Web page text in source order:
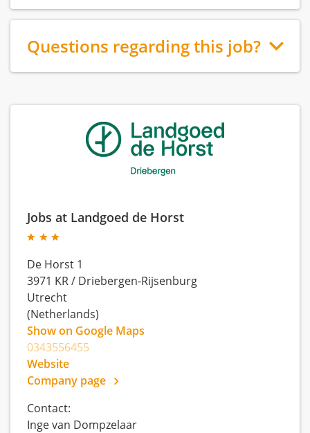
Questions regarding this job?
Jobs at Landgoed de Horst
De Horst 1
3971 KR/ Driebergen-Rijsenburg
Utrecht
(Netherlands)
Show on Google Maps
0343556455
Website
Company page
Contact:
Inge van Dompzelaar